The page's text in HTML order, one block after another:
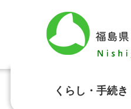
くらし・手続き